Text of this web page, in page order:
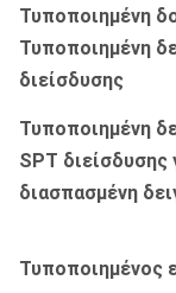
Τυποποιημένη
Τυποποιημένη
διείσδυσης
Τυποποιημένη
SPT διείσδυσης
διασπασμένη
Τυποποιημένος